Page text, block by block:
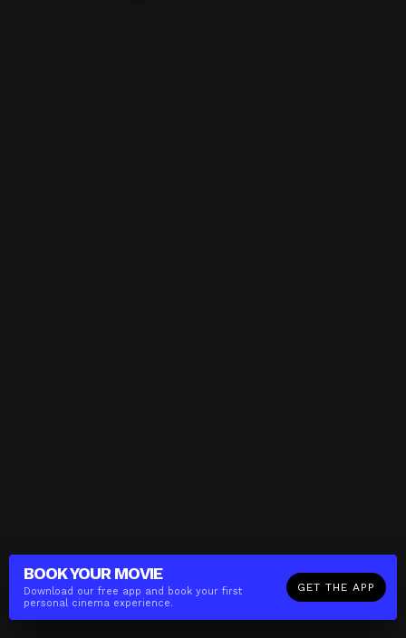
BOOK YOUR MOVIE
Download our free app and book your first
personal cinema experience.
GET THE APP